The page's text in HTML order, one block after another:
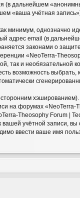
(в дальнейшем
«ваша учётная
минимум, однозначно
адрес email (в
законами о
«NeoTerra-
так и необязательной
возможность
хэшированием).
на форумах
Theosophy Forum |
вашей учётной записи,
ввести ваше имя